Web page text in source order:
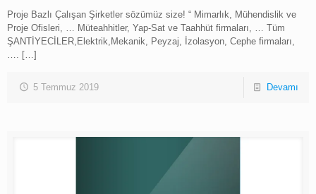
Proje Bazlı Çalışan Şirketler sözümüz size! “ Mimarlık, Mühendislik ve
Proje Ofisleri, … Müteahhitler, Yap-Sat ve Taahhüt firmaları, … Tüm
ŞANTİYECİLER,Elektrik,Mekanik, Peyzaj, İzolasyon, Cephe firmaları,
[…]
5 Temmuz 2019 Devamı